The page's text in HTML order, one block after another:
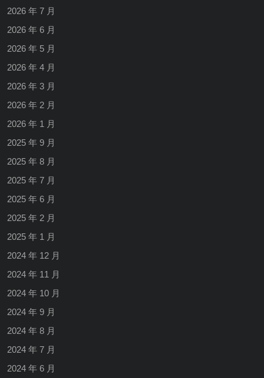
2026 年 7 月
2026 年 6 月
2026 年 5 月
2026 年 4 月
2026 年 3 月
2026 年 2 月
2026 年 1 月
2025 年 9 月
2025 年 8 月
2025 年 7 月
2025 年 6 月
2025 年 2 月
2025 年 1 月
2024 年 12 月
2024 年 11 月
2024 年 10 月
2024 年 9 月
2024 年 8 月
2024 年 7 月
2024 年 6 月